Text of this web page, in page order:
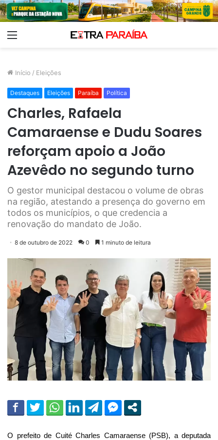
Início / Eleições
Destaques Eleições Paraíba Política
Charles, Rafaela
Camaraense e Dudu Soares
reforçam apoio a João
Azevêdo no segundo turno
O gestor municipal destacou o volume de obras
na região, atestando a presença do governo em
todos os municípios, o que credencia a
renovação do mandato de João.
8 de outubro de 2022 0 1 minuto de leitura
O prefeito de Cuité Charles Camaraense (PSB), a deputada